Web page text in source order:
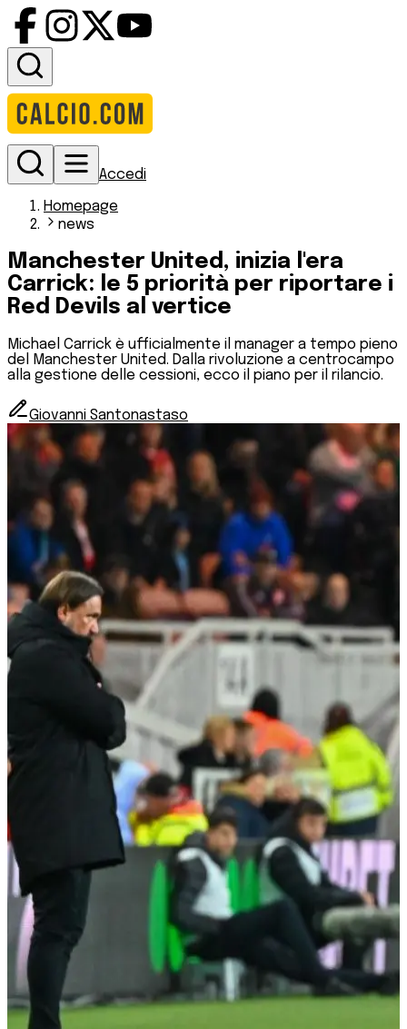
Accedi
Homepage
news
Manchester United, inizia l'era
Carrick: le 5 priorità per riportare i
Red Devils al vertice
Michael Carrick è ufficialmente il manager a tempo pieno
del Manchester United. Dalla rivoluzione a centrocampo
alla gestione delle cessioni, ecco il piano per il rilancio.
Giovanni Santonastaso